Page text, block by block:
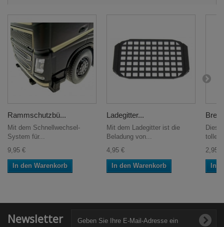
Rammschutzbü...
Mit dem Schnellwechsel-
System für...
9,95 €
In den Warenkorb
Ladegitter...
Mit dem Ladegitter ist die
Beladung von...
4,95 €
In den Warenkorb
tolle
2,95 €
In
Newsletter